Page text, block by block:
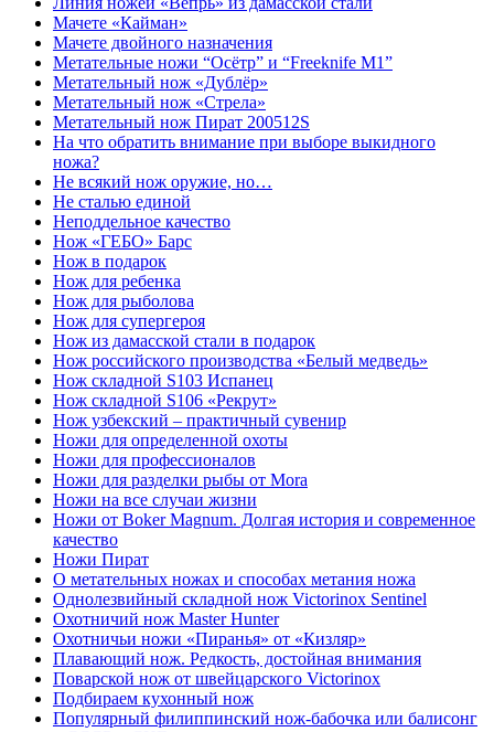
Мачете «Кайман»
Мачете двойного назначения
Метательные ножи “Осётр” и “Freeknife M1”
Метательный нож «Дублёр»
Метательный нож «Стрела»
Метательный нож Пират 200512S
На что обратить внимание при выборе выкидного
ножа?
Не всякий нож оружие, но…
Не сталью единой
Неподдельное качество
Нож «ГЕБО» Барс
Нож в подарок
Нож для ребенка
Нож для рыболова
Нож для супергероя
Нож из дамасской стали в подарок
Нож российского производства «Белый медведь»
Нож складной S103 Испанец
Нож складной S106 «Рекрут»
Нож узбекский – практичный сувенир
Ножи для определенной охоты
Ножи для профессионалов
Ножи для разделки рыбы от Mora
Ножи на все случаи жизни
Ножи от Boker Magnum. Долгая история и современное
качество
Ножи Пират
О метательных ножах и способах метания ножа
Однолезвийный складной нож Victorinox Sentinel
Охотничий нож Master Hunter
Охотничьи ножи «Пиранья» от «Кизляр»
Плавающий нож. Редкость, достойная внимания
Поварской нож от швейцарского Victorinox
Подбираем кухонный нож
Популярный филиппинский нож-бабочка или балисонг